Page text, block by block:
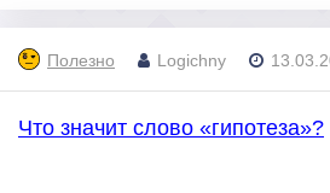
Полезно Logichny
Что значит слово «гипотеза»?